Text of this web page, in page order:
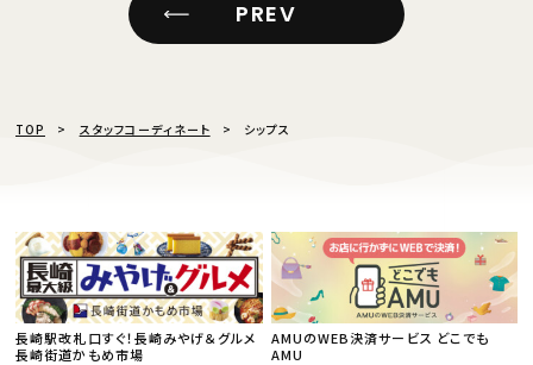
PREV
TOP スタッフコーディネート シップス
長崎駅改札口すぐ！長崎みやげ＆グルメ
長崎街道かもめ市場
AMUのWEB決済サービス どこでも
AMU